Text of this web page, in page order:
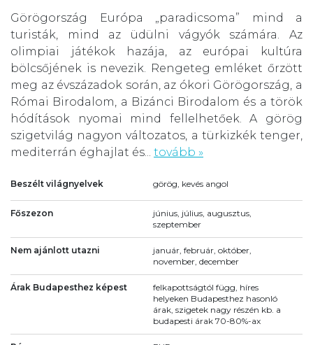
Görögország Európa „paradicsoma” mind a
turisták, mind az üdülni vágyók számára. Az
olimpiai játékok hazája, az európai kultúra
bölcsőjének is nevezik. Rengeteg emléket őrzött
meg az évszázadok során, az ókori Görögország, a
Római Birodalom, a Bizánci Birodalom és a török
hódítások nyomai mind fellelhetőek. A görög
szigetvilág nagyon változatos, a türkizkék tenger,
mediterrán éghajlat és... tovább »
Beszélt világnyelvek görög, kevés angol
Főszezon
június, július, augusztus,
szeptember
Nem ajánlott utazni
január, február, október,
november, december
Árak Budapesthez képest
felkapottságtól függ, híres
helyeken Budapesthez hasonló
árak, szigetek nagy részén kb. a
budapesti árak 70-80%-ax